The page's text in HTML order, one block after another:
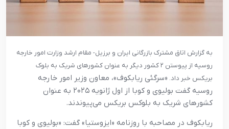
به گزارش اتاق مشترک بازرگانی ایران و برزیل- مقام ارشد وزارت امور خارجه
روسیه از پیوستن ۲ کشور دیگر به عنوان کشورهای شریک به بلوک
بریکس خبر داد. «سرگئی ریابکوف»، معاون وزیر امور خارجه
روسیه گفت بولیوی و کوبا از اول ژانویه ۲۰۲۵ به عنوان
کشورهای شریک به بلوکس بریکس می‌پیوندند.
ریابکوف در مصاحبه با روزنامه «ایزوستیا» گفت: «بولیوی و کوبا